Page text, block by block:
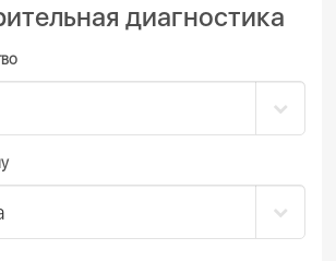
диагностика